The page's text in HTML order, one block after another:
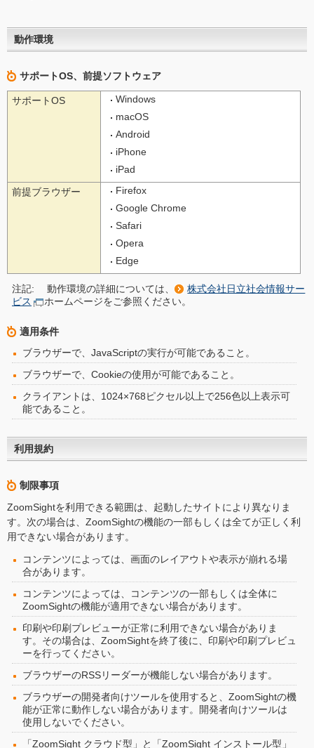
動作環境
サポートOS、前提ソフトウェア
サポートOS
Windows
macOS
Android
iPhone
iPad
前提ブラウザー
Firefox
Google Chrome
Safari
Opera
Edge
注記: 動作環境の詳細については、
株式会社日立社会情報サー
ビス
ホームページをご参照ください。
適用条件
ブラウザーで、JavaScriptの実行が可能であること。
ブラウザーで、Cookieの使用が可能であること。
クライアントは、1024×768ピクセル以上で256色以上表示可
能であること。
利用規約
制限事項
ZoomSightを利用できる範囲は、起動したサイトにより異なりま
す。次の場合は、ZoomSightの機能の一部もしくは全てが正しく利
用できない場合があります。
コンテンツによっては、画面のレイアウトや表示が崩れる場
合があります。
コンテンツによっては、コンテンツの一部もしくは全体に
ZoomSightの機能が適用できない場合があります。
印刷や印刷プレビューが正常に利用できない場合がありま
す。その場合は、ZoomSightを終了後に、印刷や印刷プレビュ
ーを行ってください。
ブラウザーのRSSリーダーが機能しない場合があります。
ブラウザーの開発者向けツールを使用すると、ZoomSightの機
能が正常に動作しない場合があります。開発者向けツールは
使用しないでください。
「ZoomSight クラウド型」と「ZoomSight インストール型」